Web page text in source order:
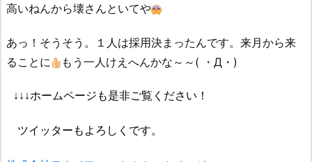
高いねんから壊さんといてや
あっ！そうそう。１人は採用決まったんです。来月から来
ることに
もう一人けえへんかな～～( ・Д・)
↓↓↓ホームページも是非ご覧ください！
ツイッターもよろしくです。